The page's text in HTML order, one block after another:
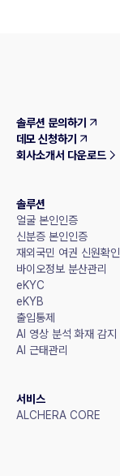
솔루션 문의하기
데모 신청하기
회사소개서 다운로드
솔루션
얼굴 본인인증
신분증 본인인증
재외국민 여권 신원확인
바이오정보 분산관리
eKYC
eKYB
출입통제
AI 영상 분석 화재 감지
AI 근태관리
서비스
ALCHERA CORE